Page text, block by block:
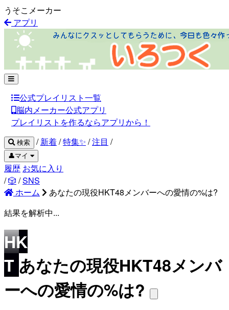
うそこメーカー
アプリ
公式プレイリスト一覧
脳内メーカー公式アプリ
プレイリストを作るならアプリから！
検索 / 新着/特集✨ /注目 /
👤マイ
履歴 お気に入り
/🎲 /SNS
ホーム
あなたの現役HKT48メンバーへの愛情の%は?
結果を解析中...
HK
T あなたの現役HKT48メンバ
ーへの愛情の%は?